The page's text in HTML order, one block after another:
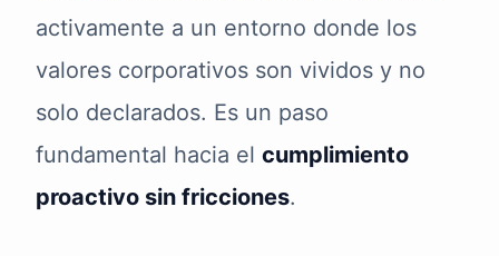
activamente a un entorno donde los
valores corporativos son vividos y no
solo declarados. Es un paso
fundamental hacia el cumplimiento
proactivo sin fricciones.